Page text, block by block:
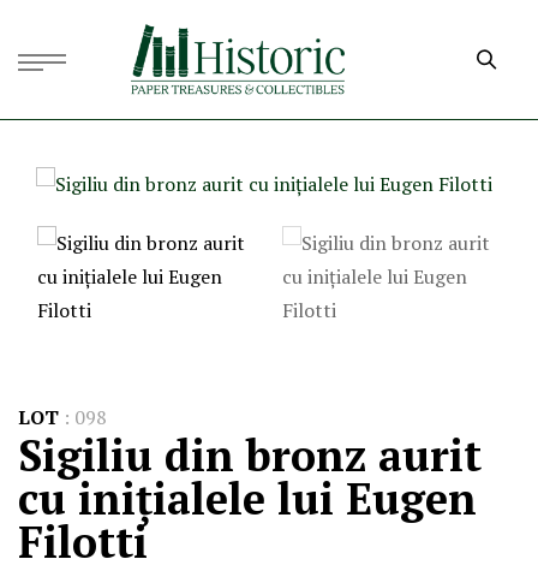
LOT : 098
Sigiliu din bronz aurit
cu inițialele lui Eugen
Filotti